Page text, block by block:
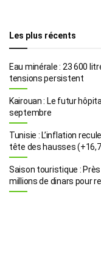
Les plus récents
Eau minérale : 23 600
tensions persistent
Kairouan : Le futur
septembre
Tunisie : L’inflation
tête des hausses
Saison touristique :
millions de dinars pour